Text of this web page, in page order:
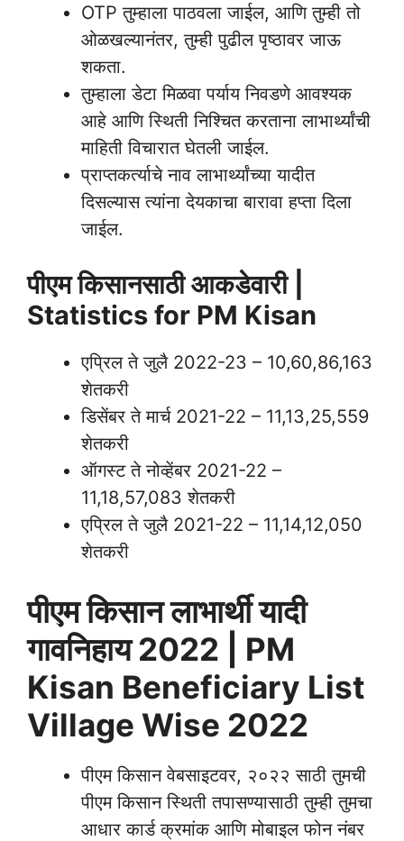
OTP तुम्हाला पाठवला जाईल, आणि तुम्ही तो
ओळखल्यानंतर, तुम्ही पुढील पृष्ठावर जाऊ
शकता.
तुम्हाला डेटा मिळवा पर्याय निवडणे आवश्यक
आहे आणि स्थिती निश्चित करताना लाभार्थ्यांची
माहिती विचारात घेतली जाईल.
प्राप्तकर्त्याचे नाव लाभार्थ्यांच्या यादीत
दिसल्यास त्यांना देयकाचा बारावा हप्ता दिला
जाईल.
पीएम किसानसाठी आकडेवारी |
Statistics for PM Kisan
एप्रिल ते जुलै 2022-23 – 10,60,86,163
शेतकरी
डिसेंबर ते मार्च 2021-22 – 11,13,25,559
शेतकरी
ऑगस्ट ते नोव्हेंबर 2021-22 –
11,18,57,083 शेतकरी
एप्रिल ते जुलै 2021-22 – 11,14,12,050
शेतकरी
पीएम किसान लाभार्थी यादी
गावनिहाय 2022 | PM
Kisan Beneficiary List
Village Wise 2022
पीएम किसान वेबसाइटवर, २०२२ साठी तुमची
पीएम किसान स्थिती तपासण्यासाठी तुम्ही तुमचा
आधार कार्ड क्रमांक आणि मोबाइल फोन नंबर